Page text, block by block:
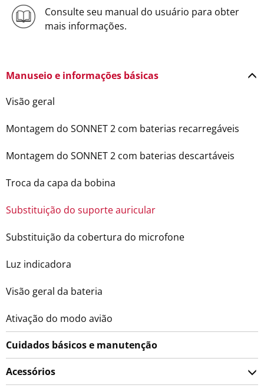
Consulte seu manual do usuário para obter
mais informações.
Manuseio e informações básicas
Visão geral
Montagem do SONNET 2 com baterias recarregáveis
Montagem do SONNET 2 com baterias descartáveis
Troca da capa da bobina
Substituição do suporte auricular
Substituição da cobertura do microfone
Luz indicadora
Visão geral da bateria
Ativação do modo avião
Cuidados básicos e manutenção
Acessórios